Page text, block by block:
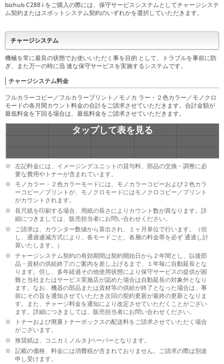
bizhub C288 i をご購入の際には、保守サービスシステムとしてチャージシステ
ム契約またはスポットシステム契約のいずれかを選択していただきます。
チャージシステム
機械を常に最良の状態でお使いいただく事を目的 として、トラブルを事前に防
ぎ、また万一の時に迅 速な保守サービスを実施するシステムです。
チャージシステム料金
フルカラーコピー／フルカラープリント／モノカ ラー・２色カラー／モノクロ
モードの各月間カウント料金の合計をご請求させていただきます。合計金額が
最低料金を下回る場合は、最低料金をご請求させていただきます。
※ 左記料金には、イメージングユニットの貸与料、部品の交換・調整に必
要な費用やトナーが含まれています。
※ モノカラー・２色カラーモードには、モノカラーコピーおよび２色カラ
ーコピー／プリントが、モノクロモードにはモノクロコピー／プリント
がカウントされます。
※ 長尺紙を印刷する場合、用紙の長さによりカウント数が異なります。詳
細につきましては、販売担当者にお問い合わせください。
※ ご請求は、カウンター数値から算出され、１ヶ月単位で行います。（但
し、通過逓減方式により、各モードごと、各層の料金帯を必ず 通過し計
算いたします。）
※ チャージシステム契約の有効期間は契約開始日から２年間とし、以後部
品・資材の供給終了のご案内を差し上げるまで、１年毎に自動延長とな
ります。但し、多年経過その他使用状態により保守サービスの提供が困
難と当社またはサービス実施店が認めた場合は自動延長の対象外となり
ます。なお、機器の部品または資材等の供給が終了となった場合は、事
前にその旨を通知させていただき次回の契約更新が最終の更新となりま
す。また、チャージ料金を通知により改定させていただくことがござい
ます。詳細につきましては、販売担当者にお問い合わせください。
※
トナーおよび廃棄トナーボックスの配送料をご請求させていただく場合
がございます。
※ 推奨紙は、コニカミノルタ Jペーパーとなります。
※ 記載の価格、料金には消費税が含まれておりません。ご請求の際は別途
申し受けます。